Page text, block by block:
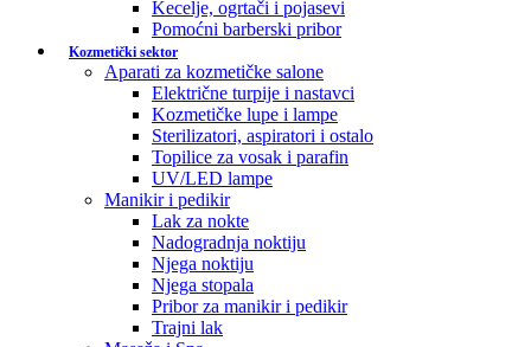
Kecelje, ogrtači i pojasevi
Pomoćni barberski pribor
Kozmetički sektor
Aparati za kozmetičke salone
Električne turpije i nastavci
Kozmetičke lupe i lampe
Sterilizatori, aspiratori i ostalo
Topilice za vosak i parafin
UV/LED lampe
Manikir i pedikir
Lak za nokte
Nadogradnja noktiju
Njega noktiju
Njega stopala
Pribor za manikir i pedikir
Trajni lak